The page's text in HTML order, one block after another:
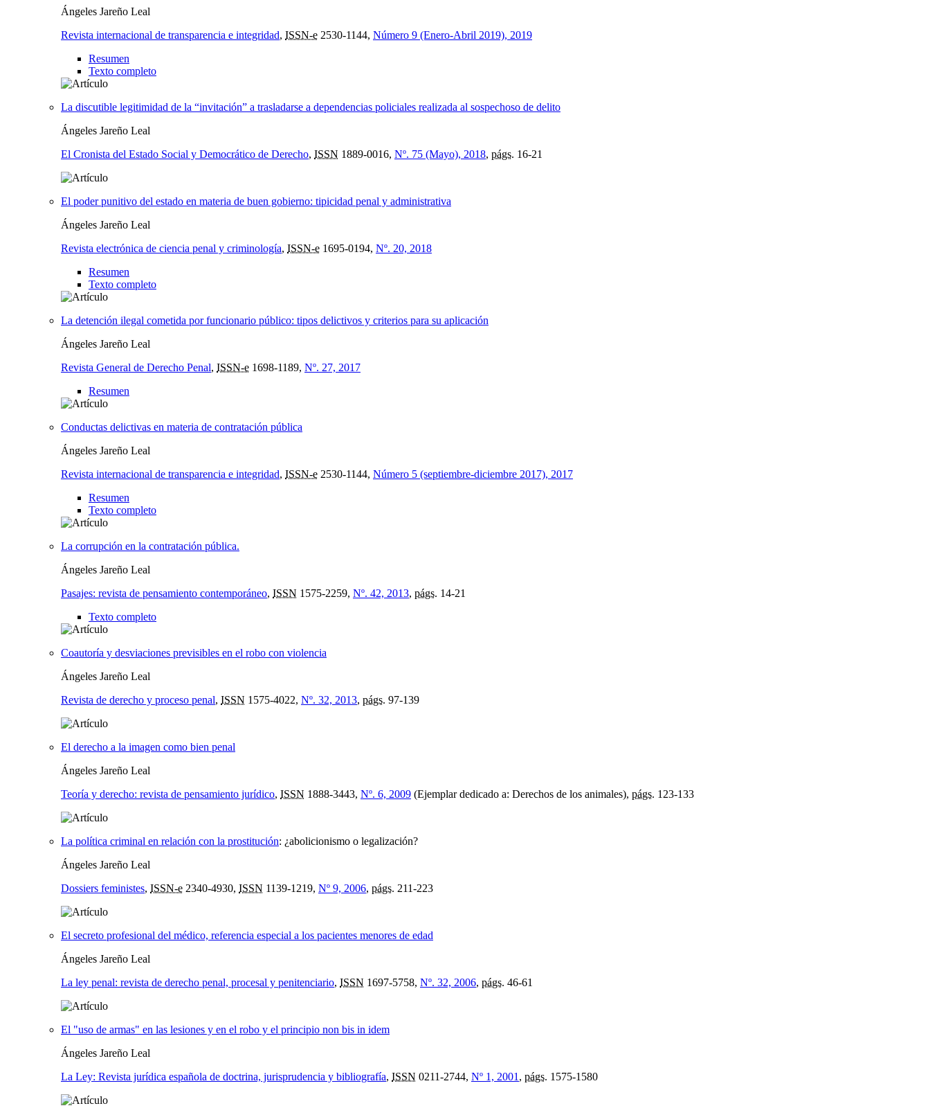
Ángeles Jareño Leal
Revista internacional de transparencia e integridad, ISSN-e 2530-1144, Número 9 (Enero-Abril 2019), 2019
Resumen
Texto completo
La discutible legitimidad de la “invitación” a trasladarse a dependencias policiales realizada al sospechoso de delito
Ángeles Jareño Leal
El Cronista del Estado Social y Democrático de Derecho, ISSN 1889-0016, Nº. 75 (Mayo), 2018, págs. 16-21
El poder punitivo del estado en materia de buen gobierno: tipicidad penal y administrativa
Ángeles Jareño Leal
Revista electrónica de ciencia penal y criminología, ISSN-e 1695-0194, Nº. 20, 2018
Resumen
Texto completo
La detención ilegal cometida por funcionario público: tipos delictivos y criterios para su aplicación
Ángeles Jareño Leal
Revista General de Derecho Penal, ISSN-e 1698-1189, Nº. 27, 2017
Resumen
Conductas delictivas en materia de contratación pública
Ángeles Jareño Leal
Revista internacional de transparencia e integridad, ISSN-e 2530-1144, Número 5 (septiembre-diciembre 2017), 2017
Resumen
Texto completo
La corrupción en la contratación pública.
Ángeles Jareño Leal
Pasajes: revista de pensamiento contemporáneo, ISSN 1575-2259, Nº. 42, 2013, págs. 14-21
Texto completo
Coautoría y desviaciones previsibles en el robo con violencia
Ángeles Jareño Leal
Revista de derecho y proceso penal, ISSN 1575-4022, Nº. 32, 2013, págs. 97-139
El derecho a la imagen como bien penal
Ángeles Jareño Leal
Teoría y derecho: revista de pensamiento jurídico, ISSN 1888-3443, Nº. 6, 2009 (Ejemplar dedicado a: Derechos de los animales), págs. 123-133
La política criminal en relación con la prostitución: ¿abolicionismo o legalización?
Ángeles Jareño Leal
Dossiers feministes, ISSN-e 2340-4930, ISSN 1139-1219, Nº 9, 2006, págs. 211-223
El secreto profesional del médico, referencia especial a los pacientes menores de edad
Ángeles Jareño Leal
La ley penal: revista de derecho penal, procesal y penitenciario, ISSN 1697-5758, Nº. 32, 2006, págs. 46-61
El "uso de armas" en las lesiones y en el robo y el principio non bis in idem
Ángeles Jareño Leal
La Ley: Revista jurídica española de doctrina, jurisprudencia y bibliografía, ISSN 0211-2744, Nº 1, 2001 , págs. 1575-1580